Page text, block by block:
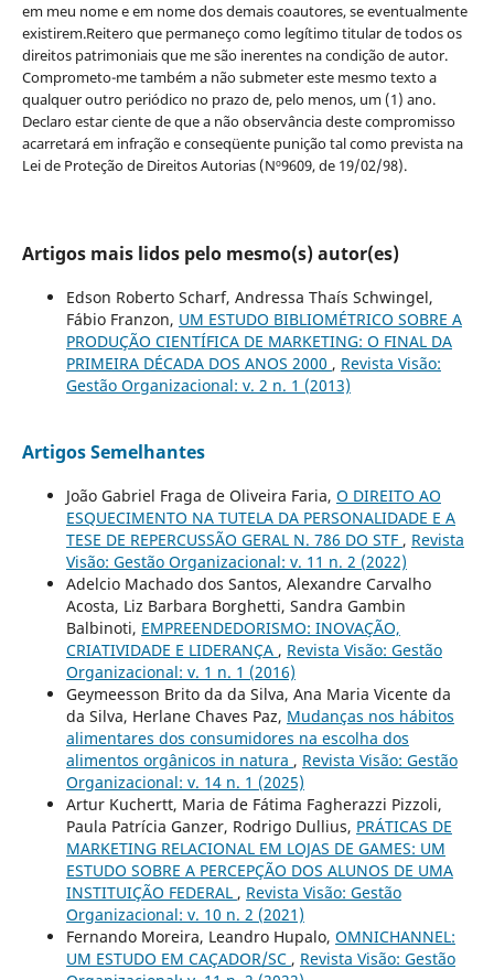
em meu nome e em nome dos demais coautores, se eventualmente
existirem.Reitero que permaneço como legítimo titular de todos os
direitos patrimoniais que me são inerentes na condição de autor.
Comprometo-me também a não submeter este mesmo texto a
qualquer outro periódico no prazo de, pelo menos, um (1) ano.
Declaro estar ciente de que a não observância deste compromisso
acarretará em infração e conseqüente punição tal como prevista na
Lei de Proteção de Direitos Autorias (Nº9609, de 19/02/98).
Artigos mais lidos pelo mesmo(s) autor(es)
Edson Roberto Scharf, Andressa Thaís Schwingel,
Fábio Franzon, UM ESTUDO BIBLIOMÉTRICO SOBRE A
PRODUÇÃO CIENTÍFICA DE MARKETING: O FINAL DA
PRIMEIRA DÉCADA DOS ANOS 2000 , Revista Visão:
Gestão Organizacional: v. 2 n. 1 (2013)
Artigos Semelhantes
João Gabriel Fraga de Oliveira Faria, O DIREITO AO
ESQUECIMENTO NA TUTELA DA PERSONALIDADE E A
TESE DE REPERCUSSÃO GERAL N. 786 DO STF , Revista
Visão: Gestão Organizacional: v. 11 n. 2 (2022)
Adelcio Machado dos Santos, Alexandre Carvalho
Acosta, Liz Barbara Borghetti, Sandra Gambin
Balbinoti, EMPREENDEDORISMO: INOVAÇÃO,
CRIATIVIDADE E LIDERANÇA , Revista Visão: Gestão
Organizacional: v. 1 n. 1 (2016)
Geymeesson Brito da da Silva, Ana Maria Vicente da
da Silva, Herlane Chaves Paz, Mudanças nos hábitos
alimentares dos consumidores na escolha dos
alimentos orgânicos in natura , Revista Visão: Gestão
Organizacional: v. 14 n. 1 (2025)
Artur Kuchertt, Maria de Fátima Fagherazzi Pizzoli,
Paula Patrícia Ganzer, Rodrigo Dullius, PRÁTICAS DE
MARKETING RELACIONAL EM LOJAS DE GAMES: UM
ESTUDO SOBRE A PERCEPÇÃO DOS ALUNOS DE UMA
INSTITUIÇÃO FEDERAL , Revista Visão: Gestão
Organizacional: v. 10 n. 2 (2021)
Fernando Moreira, Leandro Hupalo, OMNICHANNEL:
UM ESTUDO EM CAÇADOR/SC , Revista Visão: Gestão